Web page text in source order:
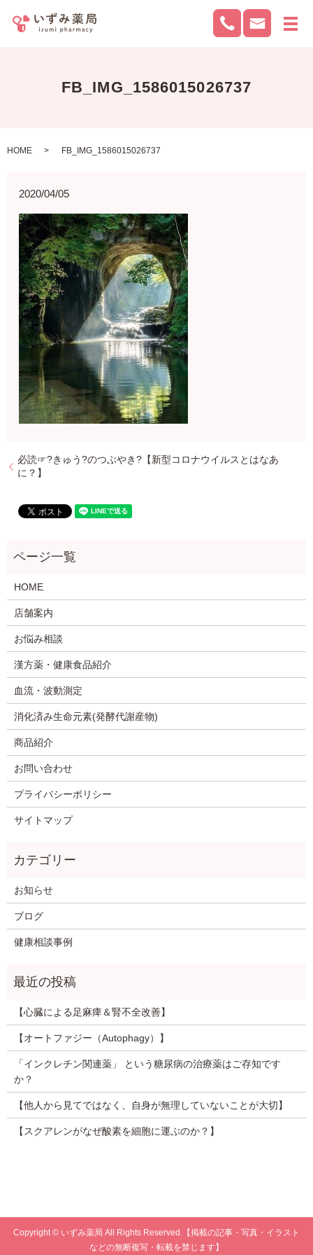
メ
FB_IMG_1586015026737
HOME FB_IMG_1586015026737
2020/04/05
必読☞?きゅう?のつぶやき?【新型コロナウイルスとはなあ
に？】
HOME
店舗案内
お悩み相談
漢方薬・健康食品紹介
血流・波動測定
消化済み生命元素(発酵代謝産物)
商品紹介
お問い合わせ
プライバシーポリシー
サイトマップ
お知らせ
ブログ
健康相談事例
【心臓による足麻痺＆腎不全改善】
【オートファジー（Autophagy）】
「インクレチン関連薬」 という糖尿病の治療薬はご存知です
か？
【他人から見てではなく、自身が無理していないことが大切】
【スクアレンがなぜ酸素を細胞に運ぶのか？】
Copyright © いずみ薬局 All Rights Reserved.【掲載の記事・写真・イラスト
などの無断複写・転載を禁じます】